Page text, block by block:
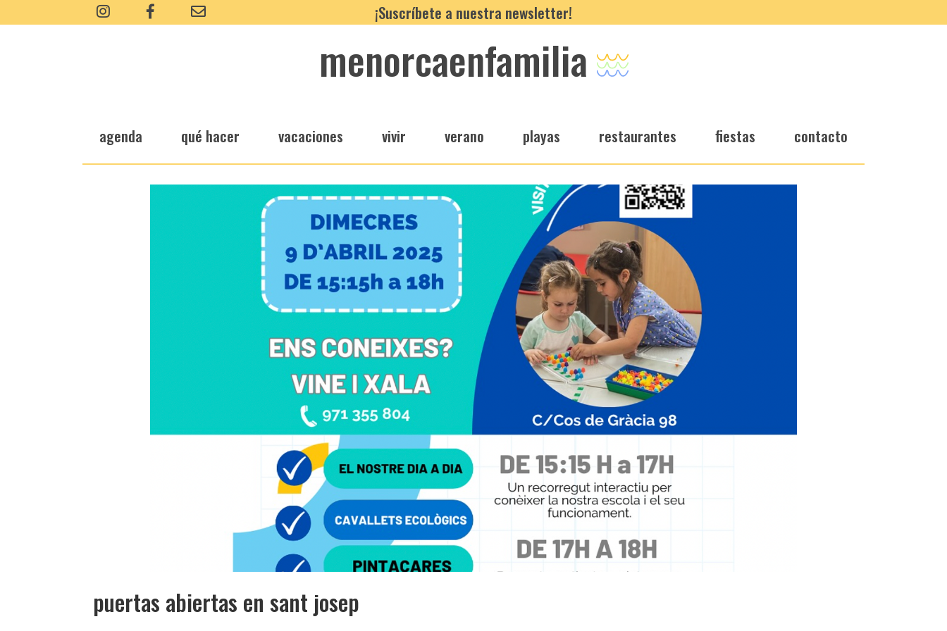
¡Suscríbete a nuestra newsletter!
menorcaenfamilia
agenda qué hacer vacaciones vivir verano playas restaurantes fiestas contacto
puertas abiertas en sant josep